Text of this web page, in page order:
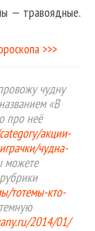
— травоядные.
>>>
чудну
«В
про неё
акции-
чудна-
можете
тотемы-кто-
2014/01/